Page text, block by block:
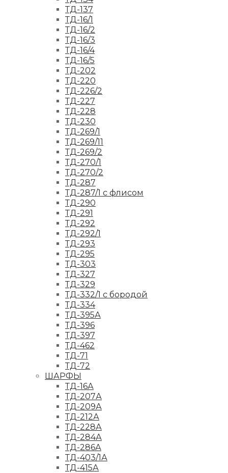
ТД-137
ТД-16/1
ТД-16/2
ТД-16/3
ТД-16/4
ТД-16/5
ТД-202
ТД-220
ТД-226/2
ТД-227
ТД-228
ТД-230
ТД-269/1
ТД-269/11
ТД-269/2
ТД-270/1
ТД-270/2
ТД-287
ТД-287/1 с флисом
ТД-290
ТД-291
ТД-292
ТД-292/1
ТД-293
ТД-295
ТД-303
ТД-327
ТД-329
ТД-332/1 с бородой
ТД-334
ТД-395А
ТД-396
ТД-397
ТД-462
ТД-71
ТД-72
ШАРФЫ
ТД-16А
ТД-207А
ТД-209А
ТД-212А
ТД-228А
ТД-284А
ТД-286А
ТД-403/1А
ТД-415А